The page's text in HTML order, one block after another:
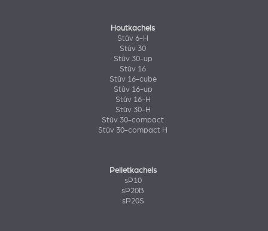
Houtkachels
Stûv 6-H
Stûv 30
Stûv 30-up
Stûv 16
Stûv 16-cube
Stûv 16-up
Stûv 16-H
Stûv 30-H
Stûv 30-compact
Stûv 30-compact H
Pelletkachels
sP10
sP20B
sP20S